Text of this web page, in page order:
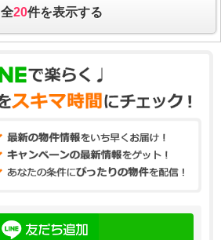
全20件を表示する